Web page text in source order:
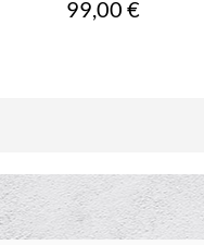
Prix
99,00 €